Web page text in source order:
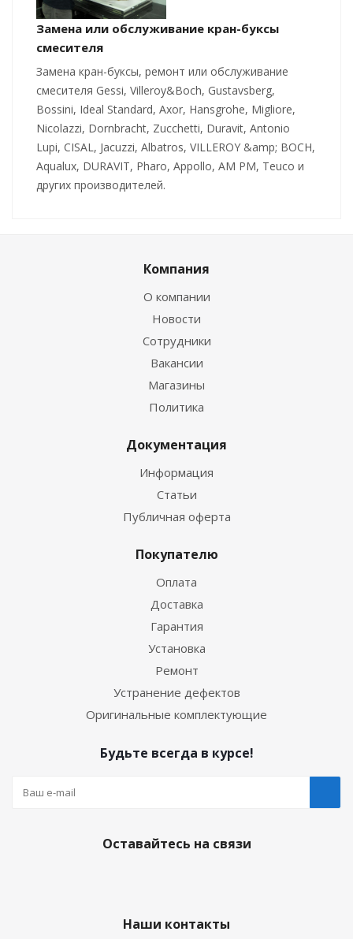
Замена или обслуживание кран-буксы
смесителя
Замена кран-буксы, ремонт или обслуживание
смесителя Gessi, Villeroy&Boch, Gustavsberg,
Bossini, Ideal Standard, Axor, Hansgrohe, Migliore,
Nicolazzi, Dornbracht, Zucchetti, Duravit, Antonio
Lupi, CISAL, Jacuzzi, Albatros, VILLEROY &amp; BOCH,
Aqualux, DURAVIT, Pharo, Appollo, AM PM, Teuco и
других производителей.
Компания
О компании
Новости
Сотрудники
Вакансии
Магазины
Политика
Документация
Информация
Статьи
Публичная оферта
Покупателю
Оплата
Доставка
Гарантия
Установка
Ремонт
Устранение дефектов
Оригинальные комплектующие
Будьте всегда в курсе!
Оставайтесь на связи
Наши контакты